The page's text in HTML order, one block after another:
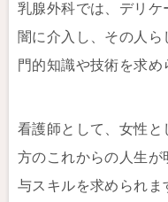
乳腺外科では、デリ
闇に介入し、その人
門的知識や技術を求め
看護師として、女性
方のこれからの人生が
与スキルを求められま